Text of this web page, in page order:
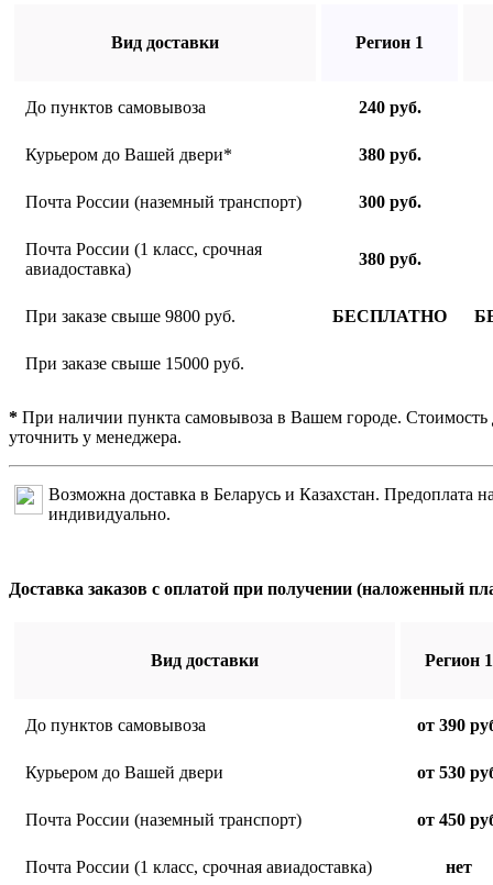
Вид доставки Регион 1
До пунктов самовывоза 240 руб.
Курьером до Вашей двери* 380 руб.
Почта России (наземный транспорт) 300 руб.
Почта России (1 класс, срочная
авиадоставка)
380 руб.
При заказе свыше 9800 руб. БЕСПЛАТНО
При заказе свыше 15000 руб.
* При наличии пункта самовывоза в Вашем городе.
уточнить у менеджера.
Возможна доставка в Беларусь и Казахстан. Предоплата
индивидуально.
Доставка заказов с оплатой при получении (наложенный
Вид доставки Регион 1
До пунктов самовывоза от 390
Курьером до Вашей двери от 530
Почта России (наземный транспорт) от 450
Почта России (1 класс, срочная авиадоставка) нет